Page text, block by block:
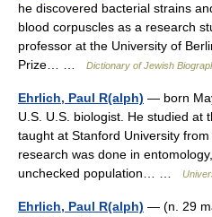
he discovered bacterial strains
blood corpuscles as a research
professor at the University of
Prize… …
Dictionary of Jewish
Ehrlich, Paul R(alph) — born
U.S. U.S. biologist. He studied at
taught at Stanford University
research was done in
unchecked population… …
Ehrlich, Paul R(alph) — (n. 29